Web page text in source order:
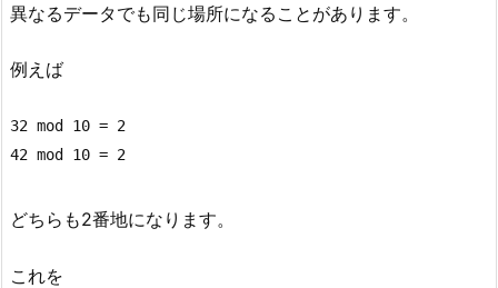
異なるデータでも同じ場所になることがあります。
例えば
32 mod 10 = 2
42 mod 10 = 2
どちらも2番地になります。
これを